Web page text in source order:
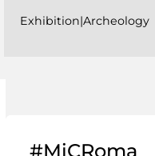
Exhibition|Archeology
#MiCRoma